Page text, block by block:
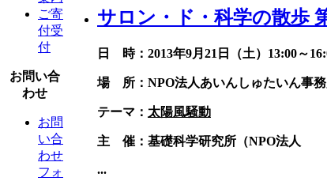
ご寄
付受
付
お問い合
わせ
お問
い合
わせ
フォ
サロン・ド・科学の散歩
日 時：2013年9月21日（土）13:00～
場 所：NPO法人あいんしゅたいん事務
テーマ： 太陽風騒動
主 催：基礎科学研究所（NPO法人
...